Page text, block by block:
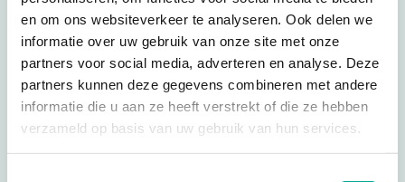
en om ons websiteverkeer te analyseren. Ook delen we
informatie over uw gebruik van onze site met onze
partners voor social media, adverteren en analyse. Deze
partners kunnen deze gegevens combineren met andere
informatie die u aan ze heeft verstrekt of die ze hebben
verzameld op basis van uw gebruik van hun services.